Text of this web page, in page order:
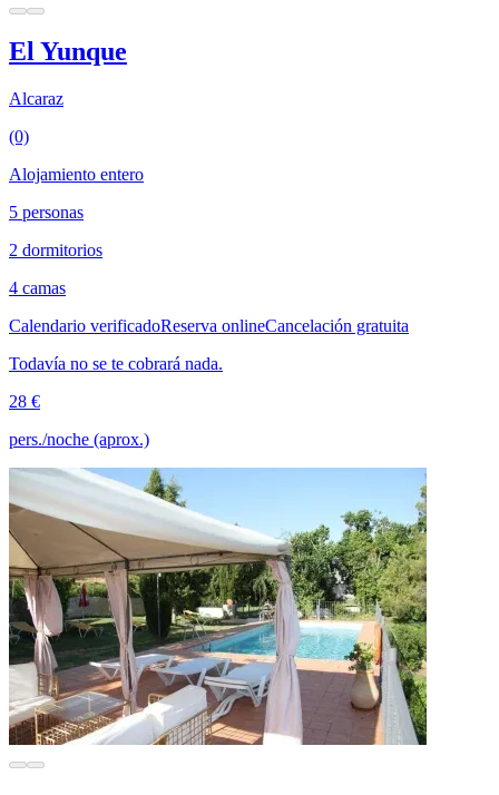
El Yunque
Alcaraz
(0)
Alojamiento entero
5 personas
2 dormitorios
4 camas
Calendario verificadoReserva onlineCancelación gratuita
Todavía no se te cobrará nada.
28 €
pers./noche (aprox.)